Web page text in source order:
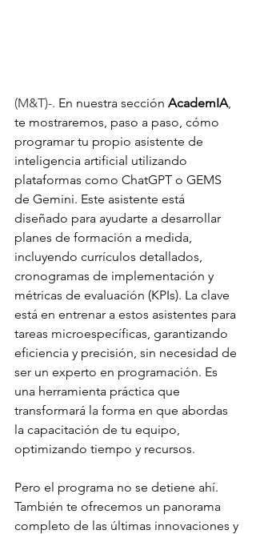
(M&T)-. En nuestra sección AcademIA,
te mostraremos, paso a paso, cómo
programar tu propio asistente de
inteligencia artificial utilizando
plataformas como ChatGPT o GEMS
de Gemini. Este asistente está
diseñado para ayudarte a desarrollar
planes de formación a medida,
incluyendo currículos detallados,
cronogramas de implementación y
métricas de evaluación (KPIs). La clave
está en entrenar a estos asistentes para
tareas microespecíficas, garantizando
eficiencia y precisión, sin necesidad de
ser un experto en programación. Es
una herramienta práctica que
transformará la forma en que abordas
la capacitación de tu equipo,
optimizando tiempo y recursos.
Pero el programa no se detiene ahí.
También te ofrecemos un panorama
completo de las últimas innovaciones y